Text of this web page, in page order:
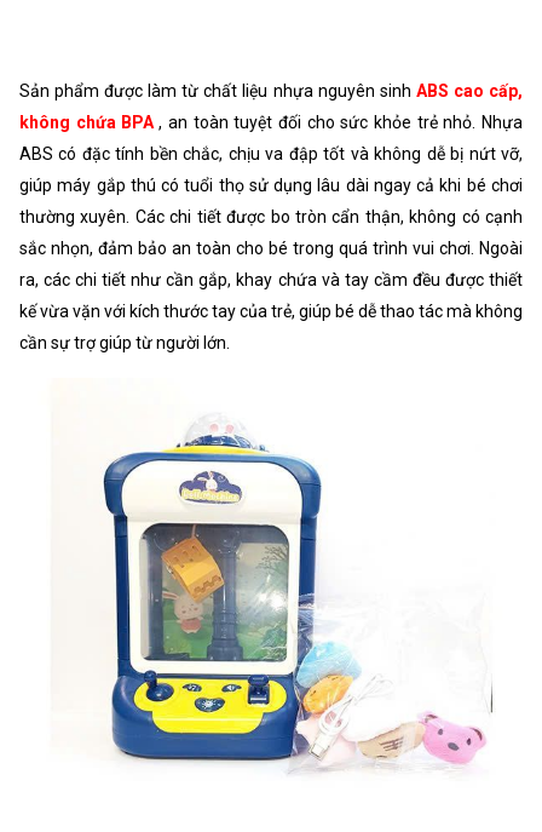
Sản phẩm được làm từ chất liệu nhựa nguyên sinh ABS cao cấp,
không chứa BPA , an toàn tuyệt đối cho sức khỏe trẻ nhỏ. Nhựa
ABS có đặc tính bền chắc, chịu va đập tốt và không dễ bị nứt vỡ,
giúp máy gắp thú có tuổi thọ sử dụng lâu dài ngay cả khi bé chơi
thường xuyên. Các chi tiết được bo tròn cẩn thận, không có cạnh
sắc nhọn, đảm bảo an toàn cho bé trong quá trình vui chơi. Ngoài
ra, các chi tiết như cần gắp, khay chứa và tay cầm đều được thiết
kế vừa vặn với kích thước tay của trẻ, giúp bé dễ thao tác mà không
cần sự trợ giúp từ người lớn.